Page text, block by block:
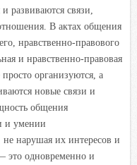
развиваются связи,
В актах общения
нравственно-правового
и нравственно-правовая
организуются, а
новые связи и
общения
и умении
нарушая их интересов и
это одновременно и